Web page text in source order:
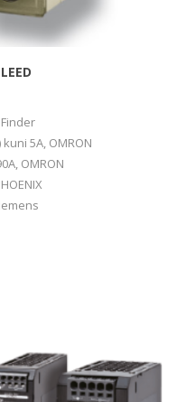
5A, OMRON
OMRON